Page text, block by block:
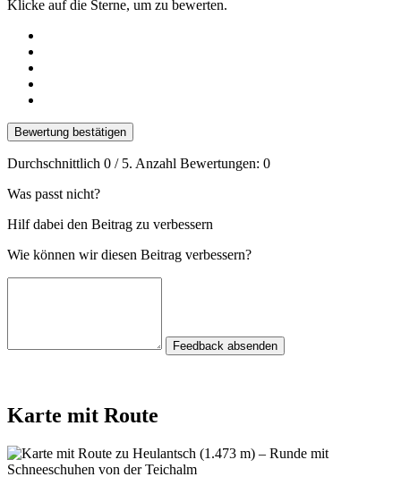
Klicke auf die Sterne, um zu bewerten.
Bewertung bestätigen
Durchschnittlich 0 / 5. Anzahl Bewertungen: 0
Was passt nicht?
Hilf dabei den Beitrag zu verbessern
Wie können wir diesen Beitrag verbessern?
Feedback absenden
Karte mit Route